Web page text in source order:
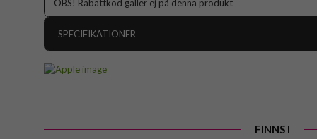
OBS! Rabattkod gäller ej på denna produkt
SPECIFIKATIONER
Egenskaper
FINNS I